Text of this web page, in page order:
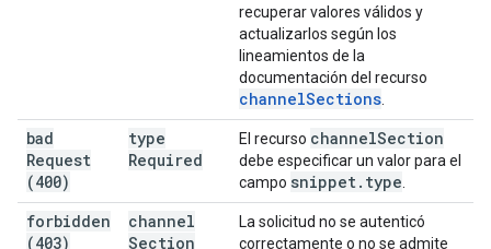
recuperar valores válidos y
actualizarlos según los
lineamientos de la
documentación del recurso
channelSections
bad
Request
(400)
type
Required
El recurso channelSection
debe especificar un valor para el
campo snippet. type
forbidden
(403)
channel
Section
La solicitud no se autenticó
correctamente o no se admite